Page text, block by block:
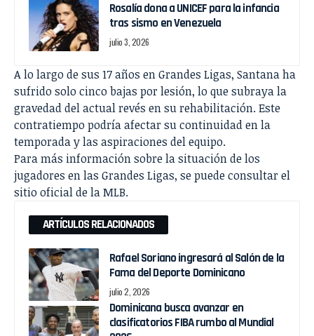
Rosalía dona a UNICEF para la infancia
tras sismo en Venezuela
julio 3, 2026
A lo largo de sus 17 años en Grandes Ligas, Santana ha
sufrido solo cinco bajas por lesión, lo que subraya la
gravedad del actual revés en su rehabilitación. Este
contratiempo podría afectar su continuidad en la
temporada y las aspiraciones del equipo.
Para más información sobre la situación de los
jugadores en las Grandes Ligas, se puede consultar el
sitio oficial de la MLB.
ARTÍCULOS RELACIONADOS
Rafael Soriano ingresará al Salón de la
Fama del Deporte Dominicano
julio 2, 2026
Dominicana busca avanzar en
clasificatorios FIBA rumbo al Mundial